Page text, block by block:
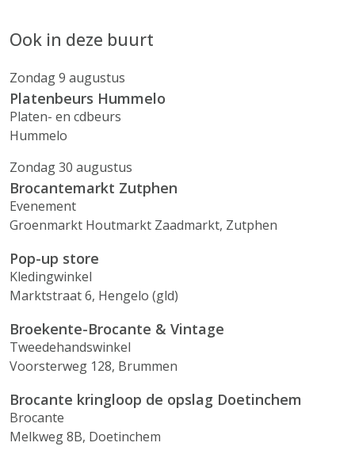
Ook in deze buurt
Zondag 9 augustus
Platenbeurs Hummelo
Platen- en cdbeurs
Hummelo
Zondag 30 augustus
Brocantemarkt Zutphen
Evenement
Groenmarkt Houtmarkt Zaadmarkt, Zutphen
Pop-up store
Kledingwinkel
Marktstraat 6, Hengelo (gld)
Broekente-Brocante & Vintage
Tweedehandswinkel
Voorsterweg 128, Brummen
Brocante kringloop de opslag Doetinchem
Brocante
Melkweg 8B, Doetinchem